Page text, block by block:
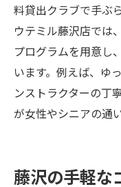
料貸出クラブで手ぶ
ウテミル藤沢店では
プログラムを用意し
います。例えば、ゆ
ンストラクターの丁
が女性やシニアの通
藤沢の手軽な